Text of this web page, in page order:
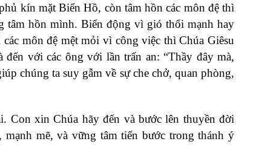
kín mặt Biển Hồ, còn tâm hồn các môn đệ thì
tâm hồn mình. Biển động vì gió thổi mạnh hay
môn đệ mệt mỏi vì công việc thì Chúa Giêsu
với các ông với lần trấn an: “Thầy đây mà,
chúng ta suy gẫm về sự che chở, quan phòng,
Con xin Chúa hãy đến và bước lên thuyền đời
mẽ, và vững tâm tiến bước trong thánh ý